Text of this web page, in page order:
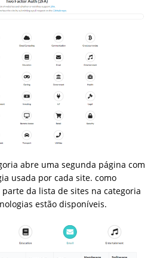
abre uma segunda página com
usada por cada site. como
da lista de sites na categoria
estão disponíveis.